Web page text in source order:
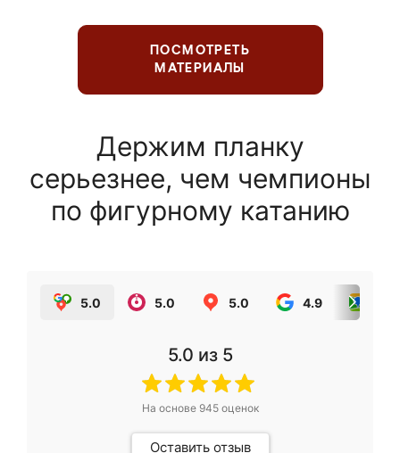
ПОСМОТРЕТЬ
МАТЕРИАЛЫ
Держим планку
серьезнее, чем чемпионы
по фигурному катанию
5.0 5.0 5.0 4.9
5.0 из 5
На основе 945оценок
Оставить отзыв